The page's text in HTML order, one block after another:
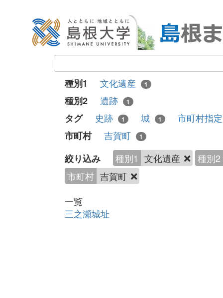
種別1 文化遺産 1
種別2 遺跡 1
タグ 史跡 1 城 1
市町村指
市町村
吉賀町 1
絞り込み 種別1 文化遺産
種別2
市町村 吉賀町
一覧
三之瀬城址